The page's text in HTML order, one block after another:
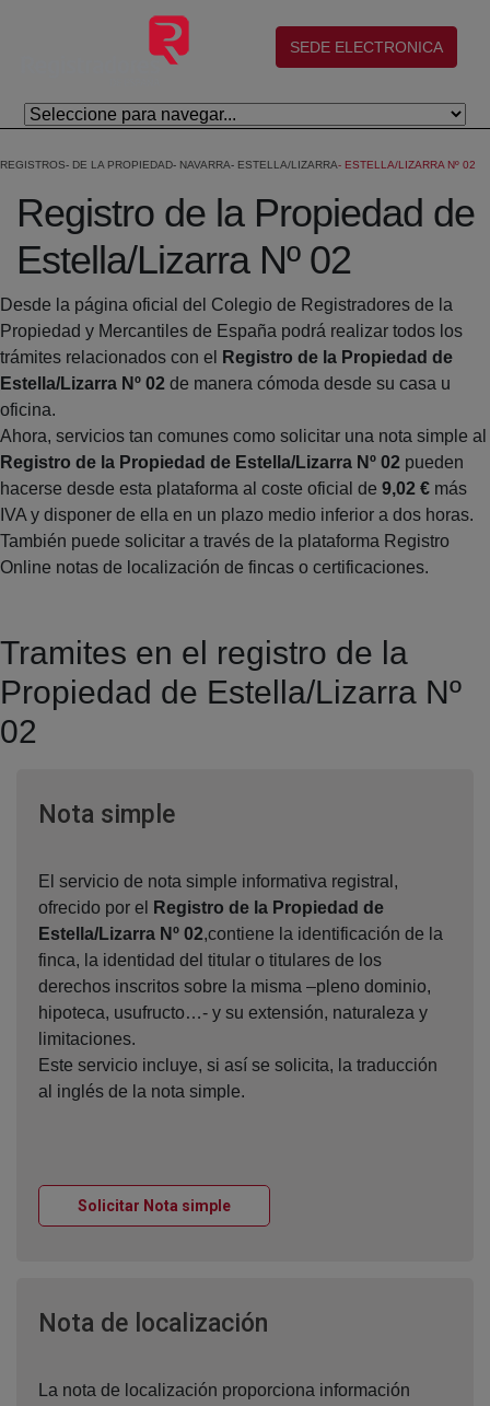
Salta al contingut principal
(abre en nueva ventana)
SEDE ELECTRONICA
REGISTROS DE LA PROPIEDAD NAVARRA ESTELLA/LIZARRA ESTELLA/LIZARRA Nº 02
Registro de la Propiedad de
Estella/Lizarra Nº 02
Desde la página oficial del Colegio de Registradores de la
Propiedad y Mercantiles de España podrá realizar todos los
trámites relacionados con el
Registro de la Propiedad de
Estella/Lizarra Nº 02 de manera cómoda desde su casa u
oficina.
Ahora, servicios tan comunes como solicitar una nota simple al
Registro de la Propiedad de Estella/Lizarra Nº 02 pueden
hacerse desde esta plataforma al coste oficial de 9,02 € más
IVA y disponer de ella en un plazo medio inferior a dos horas.
También puede solicitar a través de la plataforma Registro
Online notas de localización de fincas o certificaciones.
Tramites en el registro de la
Propiedad de Estella/Lizarra Nº
02
Nota simpleVentana nueva
El servicio de nota simple informativa registral,
ofrecido por el
Registro de la Propiedad de
Estella/Lizarra Nº 02,contiene la identificación de la
finca, la identidad del titular o titulares de los
derechos inscritos sobre la misma –pleno dominio,
hipoteca, usufructo…- y su extensión, naturaleza y
limitaciones.
Este servicio incluye, si así se solicita, la traducción
al inglés de la nota simple.
Solicitar Nota simpleVentana nueva
Nota de localización
La nota de localización proporciona información